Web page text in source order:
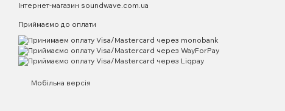
Інтернет-магазин soundwave.com.ua
Приймаємо до оплати
Мобільна версія